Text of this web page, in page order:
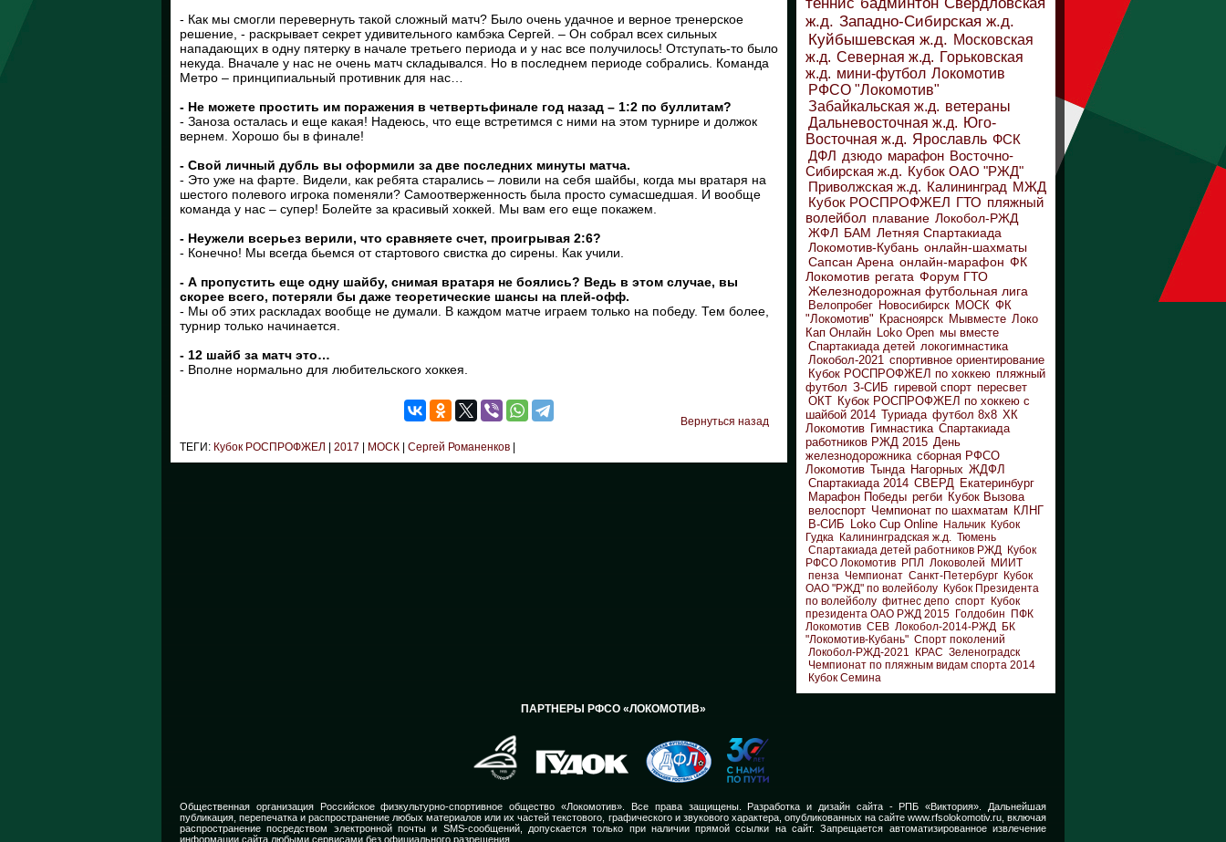
- Как мы смогли перевернуть такой сложный матч? Было очень удачное и верное тренерское
решение, - раскрывает секрет удивительного камбэка Сергей. – Он собрал всех сильных
нападающих в одну пятерку в начале третьего периода и у нас все получилось! Отступать-то было
некуда. Вначале у нас не очень матч складывался. Но в последнем периоде собрались. Команда
Метро – принципиальный противник для нас…
- Не можете простить им поражения в четвертьфинале год назад – 1:2 по буллитам?
- Заноза осталась и еще какая! Надеюсь, что еще встретимся с ними на этом турнире и должок
вернем. Хорошо бы в финале!
- Свой личный дубль вы оформили за две последних минуты матча.
- Это уже на фарте. Видели, как ребята старались – ловили на себя шайбы, когда мы вратаря на
шестого полевого игрока поменяли? Самоотверженность была просто сумасшедшая. И вообще
команда у нас – супер! Болейте за красивый хоккей. Мы вам его еще покажем.
- Неужели всерьез верили, что сравняете счет, проигрывая 2:6?
- Конечно! Мы всегда бьемся от стартового свистка до сирены. Как учили.
- А пропустить еще одну шайбу, снимая вратаря не боялись? Ведь в этом случае, вы
скорее всего, потеряли бы даже теоретические шансы на плей-офф.
- Мы об этих раскладах вообще не думали. В каждом матче играем только на победу. Тем более,
турнир только начинается.
- 12 шайб за матч это…
- Вполне нормально для любительского хоккея.
Вернуться назад
ТЕГИ: Кубок РОСПРОФЖЕЛ 2017 МОСК Сергей Романенков
ж.д. Западно-Сибирская ж.д.
Куйбышевская ж.д. Московская
ж.д. Северная ж.д. Горьковская
ж.д. мини-футбол Локомотив
РФСО "Локомотив"
Забайкальская ж.д. ветераны
Дальневосточная ж.д. Юго-
Восточная ж.д. Ярославль ФСК
ДФЛ дзюдо марафон Восточно-
Сибирская ж.д. Кубок ОАО "РЖД"
Приволжская ж.д. Калининград МЖД
Кубок РОСПРОФЖЕЛ ГТО пляжный
волейбол плавание Локобол-РЖД
ЖФЛ БАМ Летняя Спартакиада
Локомотив-Кубань онлайн-шахматы
Сапсан Арена онлайн-марафон ФК
Локомотив регата Форум ГТО
Железнодорожная футбольная лига
Велопробег Новосибирск МОСК ФК
"Локомотив" Красноярск Мывместе Локо
Кап Онлайн Loko Open мы вместе
Спартакиада детей локогимнастика
Локобол-2021 спортивное ориентирование
Кубок РОСПРОФЖЕЛ по хоккею пляжный
футбол З-СИБ гиревой спорт пересвет
ОКТ Кубок РОСПРОФЖЕЛ по хоккею с
шайбой 2014 Туриада футбол 8х8 ХК
Локомотив Гимнастика Спартакиада
работников РЖД 2015 День
железнодорожника сборная РФСО
Локомотив Тында Нагорных ЖДФЛ
Спартакиада 2014 СВЕРД Екатеринбург
Марафон Победы регби Кубок Вызова
велоспорт Чемпионат по шахматам КЛНГ
В-СИБ Loko Cup Online Нальчик Кубок
Гудка Калининградская ж.д. Тюмень
Спартакиада детей работников РЖД Кубок
РФСО Локомотив РПЛ Локоволей
МИИТ
пенза Чемпионат Санкт-Петербург Кубок
ОАО "РЖД" по волейболу Кубок Президента
по волейболу фитнес депо спорт Кубок
президента ОАО РЖД 2015 Голдобин
ПФК
Локомотив СЕВ Локобол-2014-РЖД БК
"Локомотив-Кубань" Спорт поколений
Локобол-РЖД-2021
КРАС Зеленоградск
Чемпионат по пляжным видам спорта 2014
Кубок Семина
ПАРТНЕРЫ РФСО «ЛОКОМОТИВ»
Общественная организация Российское физкультурно-спортивное общество «Локомотив». Все права защищены. Разработка и дизайн сайта - РПБ «Виктория».
Дальнейшая
публикация, перепечатка и распространение любых материалов или их частей текстового, графического и звукового характера, опубликованных на сайте www.rfsolokomotiv.ru, включая
распространение посредством электронной почты и SMS-сообщений, допускается только при наличии прямой ссылки на сайт. Запрещается автоматизированное извлечение
информации сайта любыми сервисами без официального разрешения.